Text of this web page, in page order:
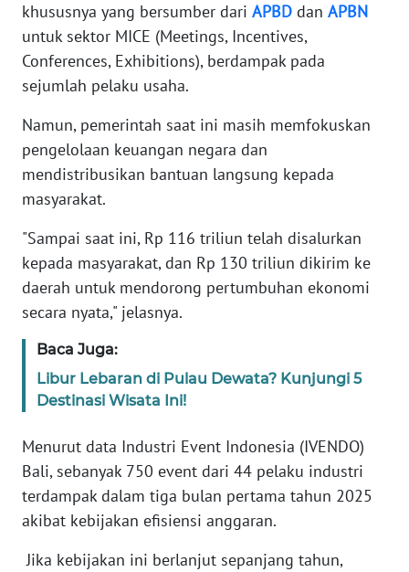
khususnya yang bersumber dari APBD dan APBN
untuk sektor MICE (Meetings, Incentives,
Conferences, Exhibitions), berdampak pada
sejumlah pelaku usaha.
Namun, pemerintah saat ini masih memfokuskan
pengelolaan keuangan negara dan
mendistribusikan bantuan langsung kepada
masyarakat.
"Sampai saat ini, Rp 116 triliun telah disalurkan
kepada masyarakat, dan Rp 130 triliun dikirim ke
daerah untuk mendorong pertumbuhan ekonomi
secara nyata," jelasnya.
Baca Juga:
Libur Lebaran di Pulau Dewata? Kunjungi 5
Destinasi Wisata Ini!
Menurut data Industri Event Indonesia (IVENDO)
Bali, sebanyak 750 event dari 44 pelaku industri
terdampak dalam tiga bulan pertama tahun 2025
akibat kebijakan efisiensi anggaran.
Jika kebijakan ini berlanjut sepanjang tahun,
WN
BANTEN
NTT
WN
KEPRI
WN
PAPUA
WN
BARAT
WN
WN
SERAMBI
JAMBI